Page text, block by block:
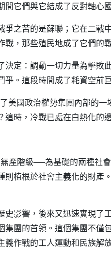
它們與它結成了反對軸心
之苦的是蘇聯；它在二戰
，那些殖民地成了它們的
定：調動一切力量為擊敗
。這段時間成了耗資空前
美國政治權勢集團內部的一
時，冷戰已處在白熱化的
產階級──為基礎的兩種社
植根於社會主義化的財產
影響，後來又迅速實現了
團的首領。這個集團不僅
作戰的工人運動和民族解